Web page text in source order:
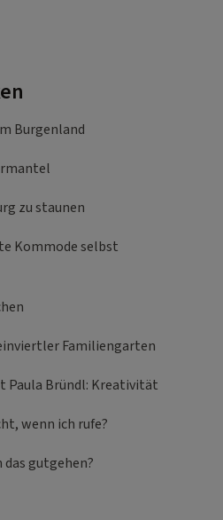
Burgenland
zu staunen
Kommode selbst
Familiengarten
Paula Bründl: Kreativität
wenn ich rufe?
gutgehen?